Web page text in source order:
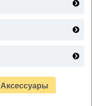
Аксессуары